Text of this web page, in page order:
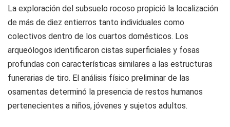
La exploración del subsuelo rocoso propició la localización
de más de diez entierros tanto individuales como
colectivos dentro de los cuartos domésticos. Los
arqueólogos identificaron cistas superficiales y fosas
profundas con características similares a las estructuras
funerarias de tiro. El análisis físico preliminar de las
osamentas determinó la presencia de restos humanos
pertenecientes a niños, jóvenes y sujetos adultos.